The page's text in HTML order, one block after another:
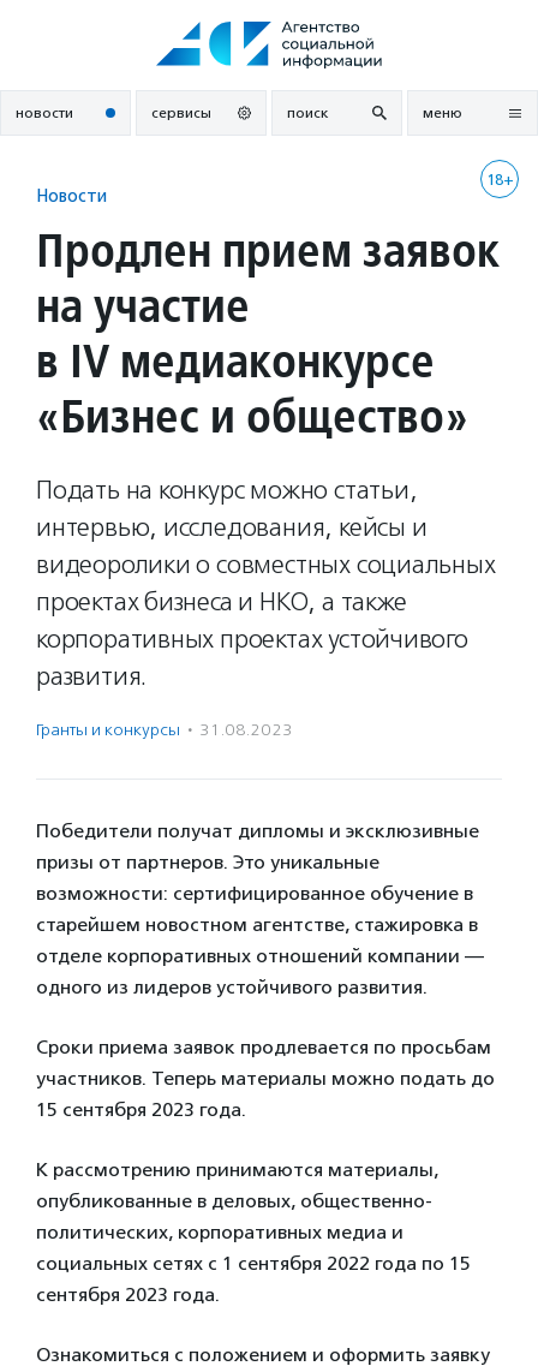
новости сервисы поиск меню
18+
Новости
Продлен прием заявок
на участие
в IV медиаконкурсе
«Бизнес и общество»
Подать на конкурс можно статьи,
интервью, исследования, кейсы и
видеоролики о совместных социальных
проектах бизнеса и НКО, а также
корпоративных проектах устойчивого
развития.
Гранты и конкурсы · 31.08.2023
Победители получат дипломы и эксклюзивные
призы от партнеров. Это уникальные
возможности: сертифицированное обучение в
старейшем новостном агентстве, стажировка в
отделе корпоративных отношений компании —
одного из лидеров устойчивого развития.
Сроки приема заявок продлевается по просьбам
участников. Теперь материалы можно подать до
15 сентября 2023 года.
К рассмотрению принимаются материалы,
опубликованные в деловых, общественно-
политических, корпоративных медиа и
социальных сетях с 1 сентября 2022 года по 15
сентября 2023 года.
Ознакомиться с положением и оформить заявку